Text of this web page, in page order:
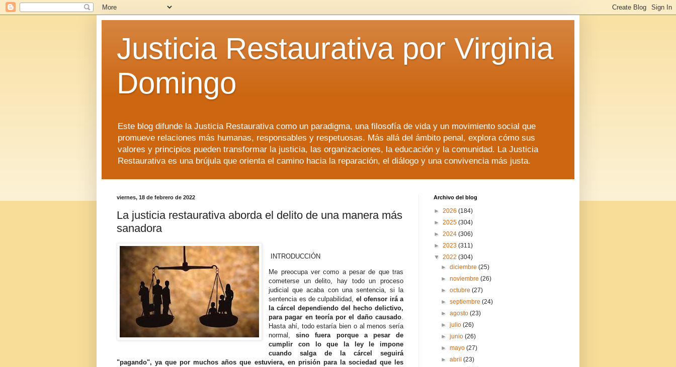
Justicia Restaurativa por Virginia
Domingo
Este blog difunde la Justicia Restaurativa como un paradigma, una filosofía de vida y un movimiento social que
promueve relaciones más humanas, responsables y respetuosas. Más allá del ámbito penal, explora cómo sus
valores y principios pueden transformar la justicia, las organizaciones, la educación y la comunidad. La Justicia
Restaurativa es una brújula que orienta el camino hacia la reparación, el diálogo y una convivencia más justa.
viernes, 18 de febrero de 2022
La justicia restaurativa aborda el delito de una manera más
sanadora
INTRODUCCIÓN
Me preocupa ver como a pesar de que tras
cometerse un delito, hay todo un proceso
judicial que acaba con una sentencia, si la
sentencia es de culpabilidad, el ofensor irá a
la cárcel dependiendo del hecho delictivo,
para pagar en teoría por el daño causado.
Hasta ahí, todo estaría bien o al menos sería
normal,sino fuera porque a pesar de
cumplir con lo que la ley le impone
cuando salga de la cárcel seguirá
"pagando", ya que por muchos años que estuviera, en prisión para la sociedad que les
Archivo del blog
► 2026 (184)
► 2025 (304)
► 2024 (306)
► 2023 (311)
▼ 2022 (304)
►diciembre(25)
►noviembre(26)
►octubre(27)
►septiembre(24)
►agosto(23)
►julio(26)
►junio(26)
►mayo(27)
►abril(23)